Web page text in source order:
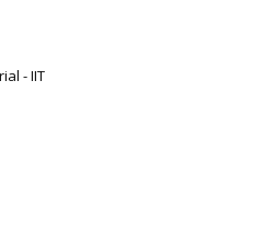
- IIT